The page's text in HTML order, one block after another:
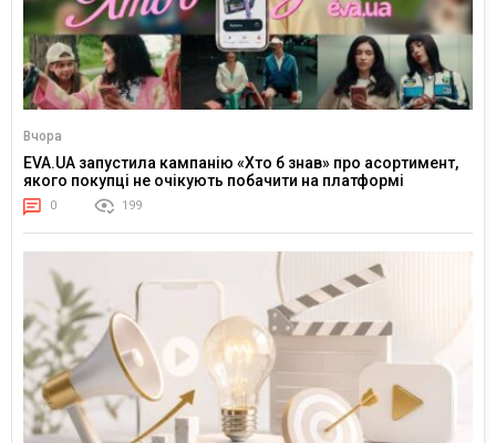
Вчора
EVA.UA запустила кампанію «Хто б знав» про асортимент,
якого покупці не очікують побачити на платформі
0 199